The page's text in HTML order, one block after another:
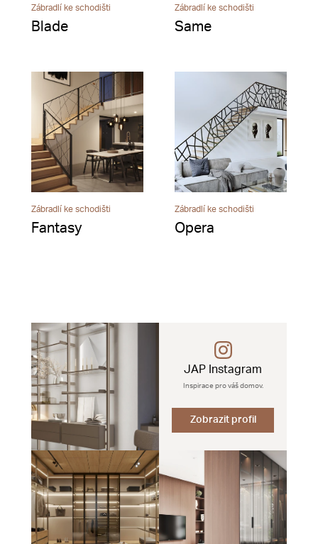
Zábradlí ke schodišti
Blade
Zábradlí ke schodišti
Same
Zábradlí ke schodišti
Fantasy
Zábradlí ke schodišti
Opera
JAP Instagram
Inspirace pro váš domov.
Zobrazit profil